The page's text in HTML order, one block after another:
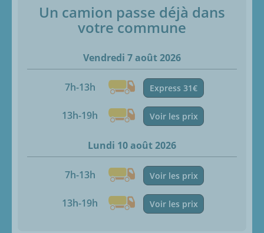
Un camion passe déjà dans
votre commune
Vendredi 7 août 2026
7h-13h Express 31€
13h-19h Voir les prix
Lundi 10 août 2026
7h-13h Voir les prix
13h-19h Voir les prix